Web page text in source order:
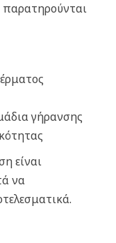
παρατηρούνται
γήρανσης
είναι
να